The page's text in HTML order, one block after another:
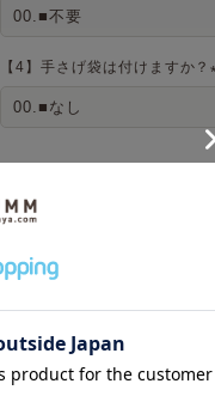
【4】手さげ袋は付けますか？
誠に申し